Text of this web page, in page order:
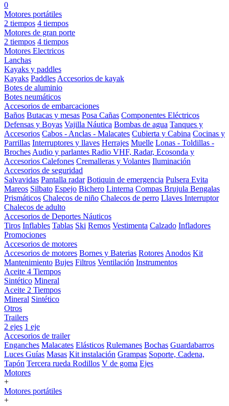
0
Motores portátiles
2 tiempos 4 tiempos
Motores de gran porte
2 tiempos 4 tiempos
Motores Electricos
Lanchas
Kayaks y paddles
Kayaks Paddles Accesorios de kayak
Botes de aluminio
Botes neumáticos
Accesorios de embarcaciones
Baños Butacas y mesas Posa Cañas Componentes Eléctricos
Defensas y Boyas Vajilla Náutica Bombas de agua Tanques y
Accesorios Cabos - Anclas - Malacates Cubierta y Cabina Cocinas y
Parrillas Interruptores y llaves Herrajes Muelle Lonas - Toldillas -
Broches Audio y parlantes Radio VHF, Radar, Ecosonda y
Accesorios Calefones Cremalleras y Volantes Iluminación
Accesorios de seguridad
Salvavidas Pantalla radar Botiquin de emergencia Pulsera Evita
Mareos Silbato Espejo Bichero Linterna Compas Brujula Bengalas
Prismáticos Chalecos de niño Chalecos de perro Llaves Interruptor
Chalecos de adulto
Accesorios de Deportes Náuticos
Tiros Inflables Tablas Ski Remos Vestimenta Calzado Infladores
Promociones
Accesorios de motores
Accesorios de motores Bornes y Baterias Rotores Anodos Kit
Mantenimiento Bujes Filtros Ventilación Instrumentos
Aceite 4 Tiempos
Sintético Mineral
Aceite 2 Tiempos
Mineral Sintético
Otros
Trailers
2 ejes 1 eje
Accesorios de trailer
Enganches Malacates Elásticos Rulemanes Bochas Guardabarros
Luces Guías Masas Kit instalación Grampas Soporte, Cadena,
Tapón Tercera rueda Rodillos V de goma Ejes
Motores
+
Motores portátiles
+